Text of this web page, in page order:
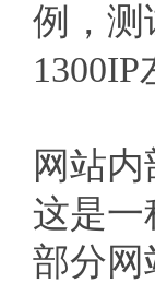
例，测
1300IP
网站
这是一
部分网